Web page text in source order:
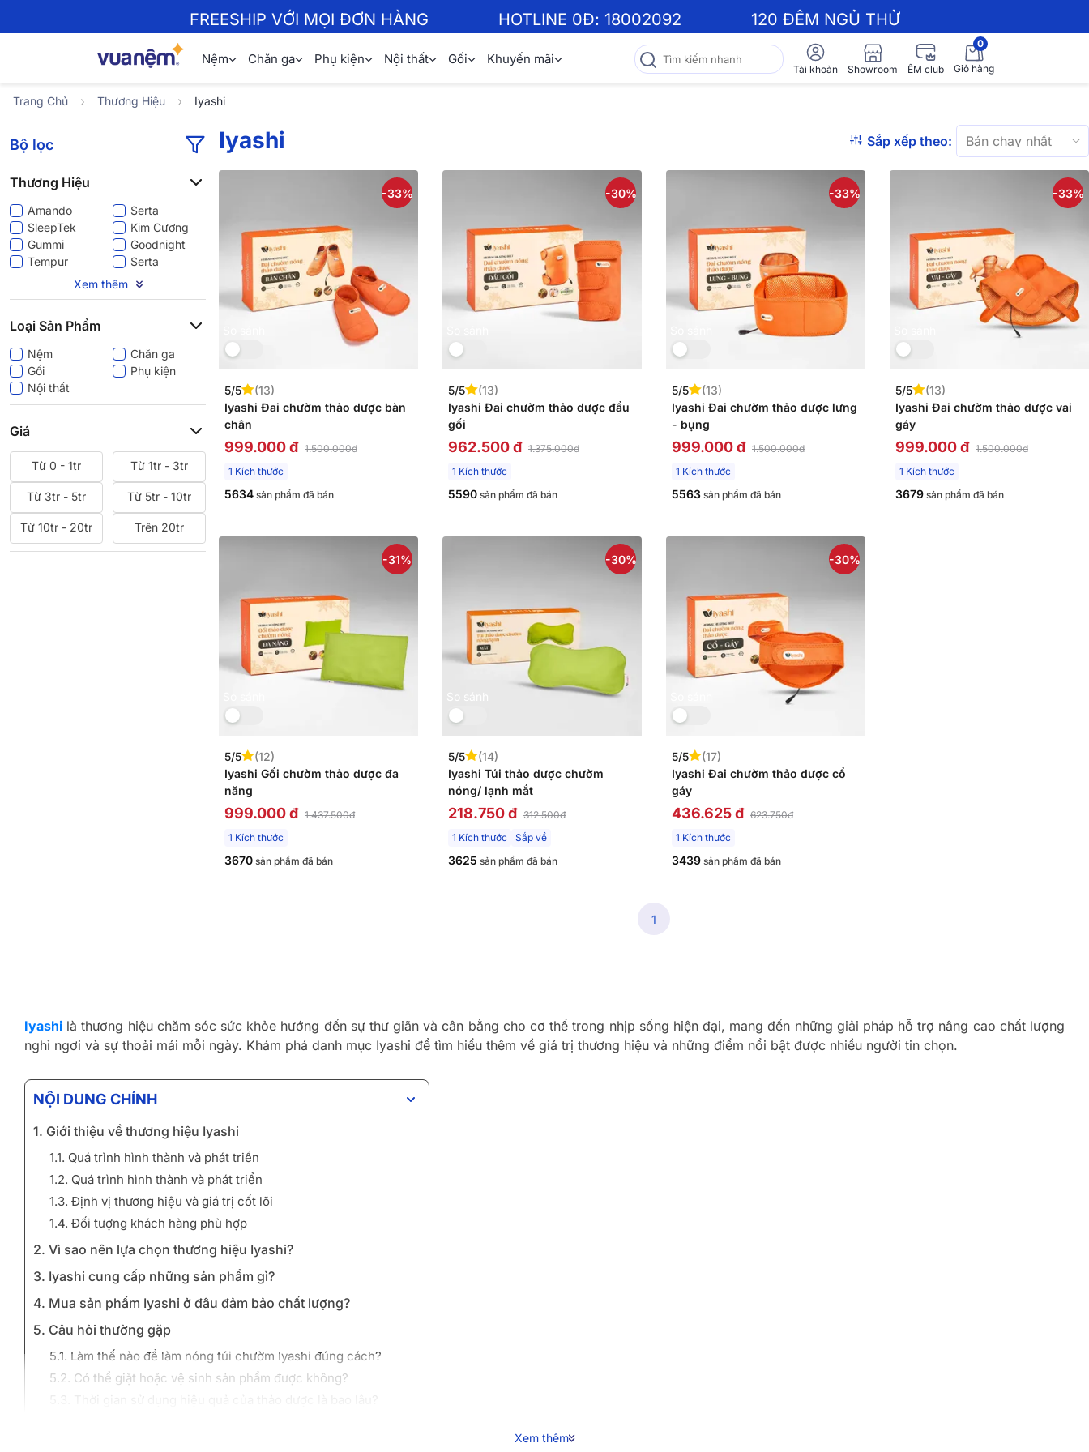
FREESHIP VỚI MỌI ĐƠN HÀNG HOTLINE 0Đ: 18002092 120 ĐÊM NGỦ THỬ
Nệm Chăn ga Phụ kiện Nội thất Gối Khuyến mãi
Tài khoản Showroom ÊM club
0
Giỏ hàng
Trang Chủ Thương Hiệu Iyashi
Bộ lọc
Thương Hiệu
Amando
Serta
SleepTek
Kim Cương
Gummi
Goodnight
Tempur
Serta
Dunlopillo
Spring Air
King Koil
Dream Spring
Iyashi
Doona
Ogawa
Beyours
GoBy
Xem thêm
Loại Sản Phẩm
Nệm
Chăn ga
Gối
Phụ kiện
Nội thất
Giá
Từ 0 - 1tr Từ 1tr - 3tr
Từ 3tr - 5tr Từ 5tr - 10tr
Từ 10tr - 20tr Trên 20tr
Iyashi Sắp xếp theo:
-33%
5/5
(13)
Iyashi Đai chườm thảo dược bàn
chân
999.000 đ 1.500.000đ
1 Kích thước
5634 sản phẩm đã bán
-30%
5/5
(13)
Iyashi Đai chườm thảo dược đầu
gối
962.500 đ 1.375.000đ
1 Kích thước
5590 sản phẩm đã bán
-33%
5/5
(13)
Iyashi Đai chườm thảo dược lưng
- bụng
999.000 đ 1.500.000đ
1 Kích thước
5563 sản phẩm đã bán
-33%
5/5
(13)
Iyashi Đai chườm thảo dược vai
gáy
999.000 đ 1.500.000đ
1 Kích thước
3679 sản phẩm đã bán
-31%
5/5
(12)
Iyashi Gối chườm thảo dược đa
năng
999.000 đ 1.437.500đ
1 Kích thước
3670 sản phẩm đã bán
-30%
5/5
(14)
Iyashi Túi thảo dược chườm
nóng/ lạnh mắt
218.750 đ 312.500đ
1 Kích thước
Sắp về
3625 sản phẩm đã bán
-30%
5/5
(17)
Iyashi Đai chườm thảo dược cổ
gáy
436.625 đ 623.750đ
1 Kích thước
3439 sản phẩm đã bán
1
Iyashi là thương hiệu chăm sóc sức khỏe hướng đến sự thư giãn và cân bằng cho cơ thể trong nhịp sống hiện đại, mang đến những giải pháp hỗ trợ nâng cao chất lượng
nghỉ ngơi và sự thoải mái mỗi ngày. Khám phá danh mục Iyashi để tìm hiểu thêm về giá trị thương hiệu và những điểm nổi bật được nhiều người tin chọn.
NỘI DUNG CHÍNH
1. Giới thiệu về thương hiệu Iyashi
1.1. Quá trình hình thành và phát triển
1.2. Quá trình hình thành và phát triển
1.3. Định vị thương hiệu và giá trị cốt lõi
1.4. Đối tượng khách hàng phù hợp
2. Vì sao nên lựa chọn thương hiệu Iyashi?
3. Iyashi cung cấp những sản phẩm gì?
4. Mua sản phẩm Iyashi ở đâu đảm bảo chất lượng?
5. Câu hỏi thường gặp
5.1. Làm thế nào để làm nóng túi chườm Iyashi đúng cách?
5.2. Có thể giặt hoặc vệ sinh sản phẩm được không?
Xem thêm